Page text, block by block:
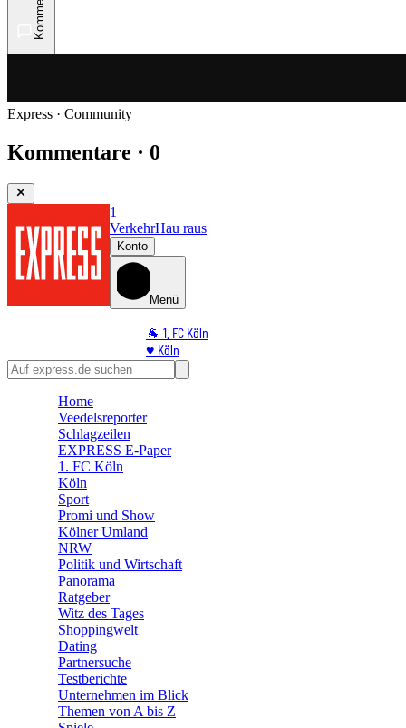
Express · Community
Kommentare · 0
1
VerkehrHau raus
Konto
Menü
🐐 1. FC Köln
♥️ Köln
⭐ Promi
🛒 Shoppingwelt
Home
Veedelsreporter
Schlagzeilen
EXPRESS E-Paper
1. FC Köln
Köln
Sport
Promi und Show
Kölner Umland
NRW
Politik und Wirtschaft
Panorama
Ratgeber
Witz des Tages
Shoppingwelt
Dating
Partnersuche
Testberichte
Unternehmen im Blick
Themen von A bis Z